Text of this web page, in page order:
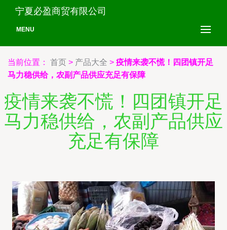
宁夏必盈商贸有限公司
MENU
当前位置： 首页 > 产品大全 > 疫情来袭不慌！四团镇开足
马力稳供给，农副产品供应充足有保障
疫情来袭不慌！四团镇开足
马力稳供给，农副产品供应
充足有保障